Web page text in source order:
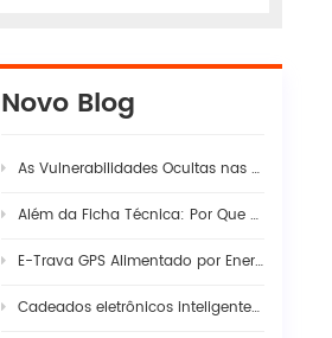
Novo Blog
As Vulnerabilidades Ocultas nas Modernas Cadeias de Suprimentos Logísticos
Além da Ficha Técnica: Por Que a Verdadeira Estabilidade da Câmera de Painel com IA para Frotas Exige uma Sinergia Rigorosa entre Hardware e Firmware
E-Trava GPS Alimentado por Energia Solar: O Guia Completo para a Segurança Inteligente de Cargas em 2026
Cadeados eletrônicos inteligentes com GPS da Huabao: revolucionando a eficiência aduaneira e a logística transfronteiriça com o controle digital de fronteiras.